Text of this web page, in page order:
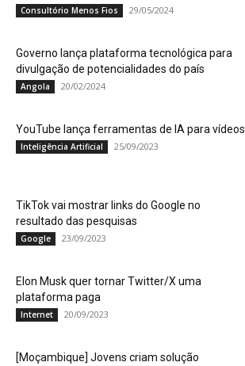
Consultório Menos Fios 29/05/2024
Governo lança plataforma tecnológica para
divulgação de potencialidades do país
Angola 20/02/2024
YouTube lança ferramentas de IA para vídeos
Inteligência Artificial 25/09/2023
TikTok vai mostrar links do Google no
resultado das pesquisas
Google 23/09/2023
Elon Musk quer tornar Twitter/X uma
plataforma paga
Internet 20/09/2023
[Moçambique] Jovens criam solução